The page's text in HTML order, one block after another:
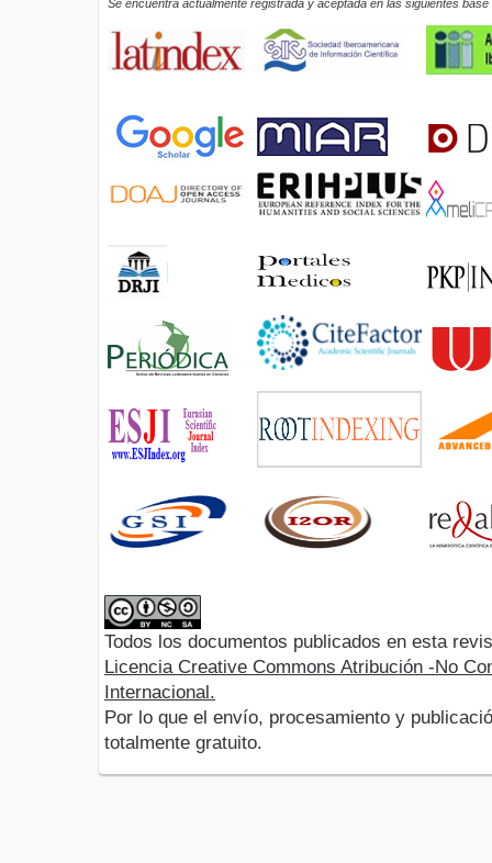
Se encuentra actualmente registrada y aceptada en las siguientes
Todos los documentos publicados en esta
Licencia Creative Commons Atribución -No
Internacional.
Por lo que el envío, procesamiento y
totalmente gratuito.